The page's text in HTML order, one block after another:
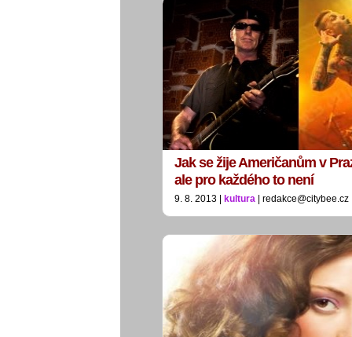
Jak se žije Američanům v
ale pro každého to není
9. 8. 2013 | kultura | redakce@citybee.cz